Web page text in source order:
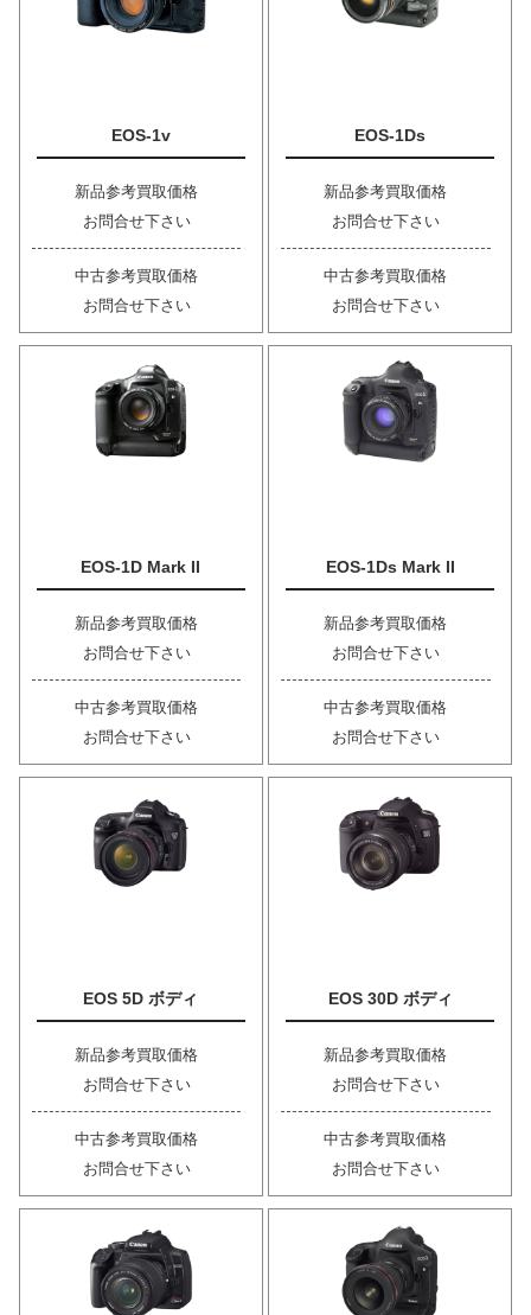
EOS-1v
新品参考買取価格
お問合せ下さい
中古参考買取価格
お問合せ下さい
EOS-1Ds
新品参考買取価格
お問合せ下さい
中古参考買取価格
お問合せ下さい
EOS-1D Mark II
新品参考買取価格
お問合せ下さい
中古参考買取価格
お問合せ下さい
EOS-1Ds Mark II
新品参考買取価格
お問合せ下さい
中古参考買取価格
お問合せ下さい
EOS 5D ボディ
新品参考買取価格
お問合せ下さい
中古参考買取価格
お問合せ下さい
EOS 30D ボディ
新品参考買取価格
お問合せ下さい
中古参考買取価格
お問合せ下さい